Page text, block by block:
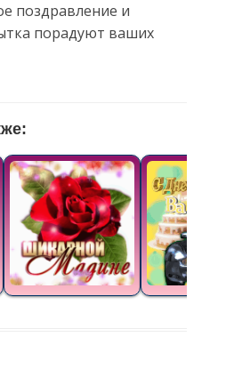
поздравление и
порадуют ваших